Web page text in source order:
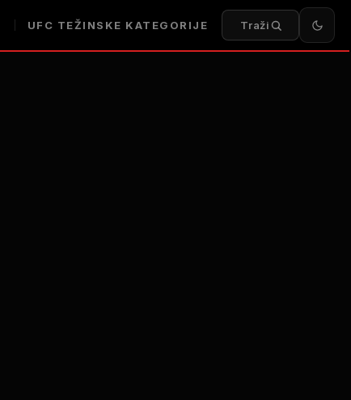
UFC TEŽINSKE KATEGORIJE Traži